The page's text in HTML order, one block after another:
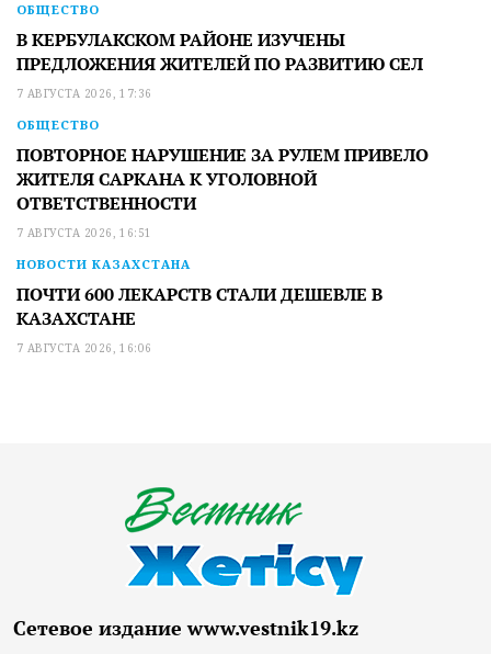
ОБЩЕСТВО
В КЕРБУЛАКСКОМ РАЙОНЕ ИЗУЧЕНЫ
ПРЕДЛОЖЕНИЯ ЖИТЕЛЕЙ ПО РАЗВИТИЮ СЕЛ
7 АВГУСТА 2026, 17:36
ОБЩЕСТВО
ПОВТОРНОЕ НАРУШЕНИЕ ЗА РУЛЕМ ПРИВЕЛО
ЖИТЕЛЯ САРКАНА К УГОЛОВНОЙ
ОТВЕТСТВЕННОСТИ
7 АВГУСТА 2026, 16:51
НОВОСТИ КАЗАХСТАНА
ПОЧТИ 600 ЛЕКАРСТВ СТАЛИ ДЕШЕВЛЕ В
КАЗАХСТАНЕ
7 АВГУСТА 2026, 16:06
Сетевое издание www.vestnik19.kz